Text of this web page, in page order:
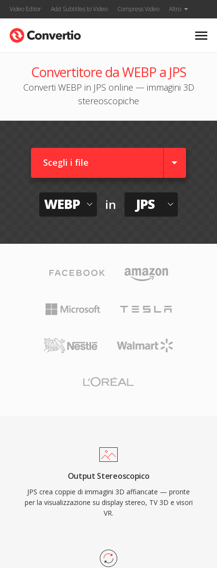
Video Editor Add Subtitles to Video Compress Video Altro
Convertitore da WEBP a JPS
Converti WEBP in JPS online — immagini 3D
stereoscopiche
Scegli i file
WEBP in JPS
Output Stereoscopico
JPS crea coppie di immagini 3D affiancate — pronte
per la visualizzazione su display stereo, TV 3D e visori
VR.